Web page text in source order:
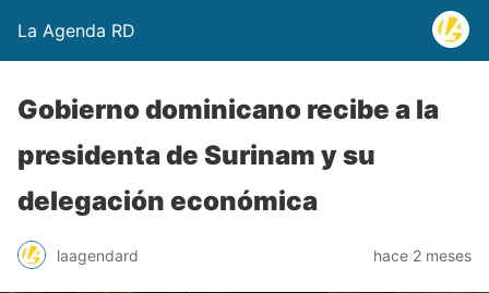
La Agenda RD
Gobierno dominicano recibe a la
presidenta de Surinam y su
delegación económica
laagendard hace 2 meses